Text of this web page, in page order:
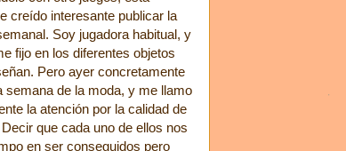
creído interesante publicar la
Soy jugadora habitual, y
fijo en los diferentes objetos
Pero ayer concretamente
semana de la moda, y me llamo
la atención por la calidad de
que cada uno de ellos nos
en ser conseguidos pero